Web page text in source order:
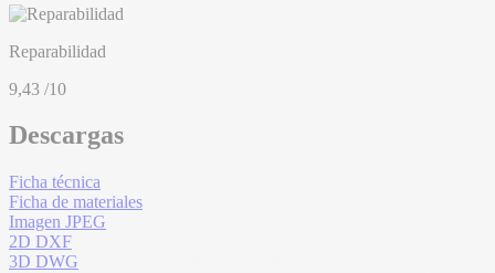
Reparabilidad
9,43 /10
Descargas
Ficha técnica
Ficha de materiales
Imagen JPEG
2D DXF
3D DWG